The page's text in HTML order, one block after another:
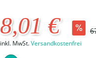
8,01 €
inkl. MwSt.Versandkostenfrei